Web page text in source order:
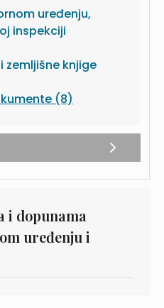
uređenju,
inspekciji
zemljišne knjige
(8)
i dopunama
uređenju i